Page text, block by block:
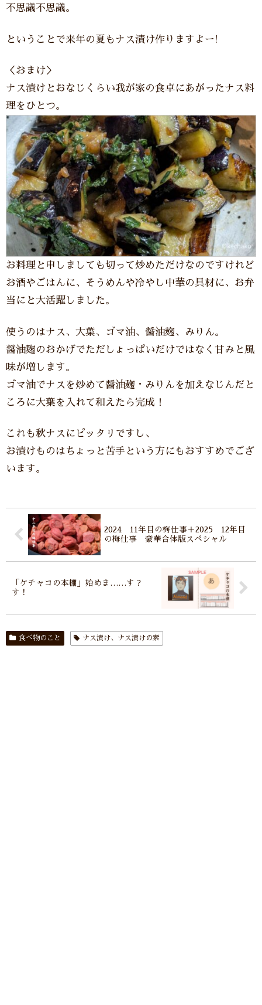
不思議不思議。
ということで来年の夏もナス漬け作りますよー!
＜おまけ＞
ナス漬けとおなじくらい我が家の食卓にあがったナス料
理をひとつ。
お料理と申しましても切って炒めただけなのですけれど
お酒やごはんに、そうめんや冷やし中華の具材に、お弁
当にと大活躍しました。
使うのはナス、大葉、ゴマ油、醤油麹、みりん。
醤油麹のおかげでただしょっぱいだけではなく甘みと風
味が増します。
ゴマ油でナスを炒めて醤油麹・みりんを加えなじんだと
ころに大葉を入れて和えたら完成！
これも秋ナスにピッタリですし、
お漬けものはちょっと苦手という方にもおすすめでござ
います。
2024 11年目の梅仕事＋2025 12年目
の梅仕事 豪華合体版スペシャル
「ケチャコの本棚」始めま……す？
す！
食べ物のこと ナス漬け、ナス漬けの素